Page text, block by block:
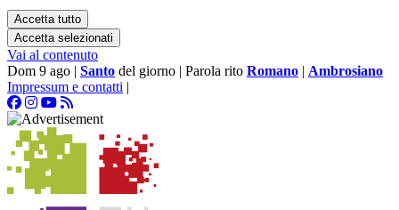
Accetta tutto
Accetta selezionati
Vai al contenuto
Dom 9 ago | Santo del giorno | Parola rito Romano | Ambrosiano
Impressum e contatti |